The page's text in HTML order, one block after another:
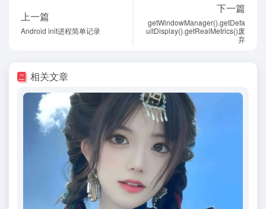
上一篇
Android init进程简单记录
下一篇
getWindowManager().getDefa
ultDisplay().getRealMetrics()废
弃
相关文章